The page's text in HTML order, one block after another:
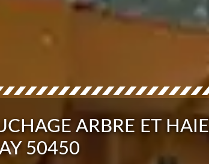
ARBRE ET HAIE
50450